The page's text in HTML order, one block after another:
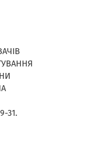
31.